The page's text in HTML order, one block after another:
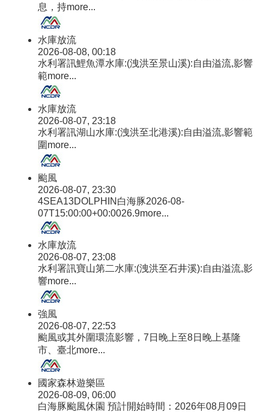
息，持more...
水庫放流
2026-08-08, 00:18
水利署訊鯉魚潭水庫:(洩洪至景山溪):自由溢流,影響
範more...
水庫放流
2026-08-07, 23:18
水利署訊湖山水庫:(洩洪至北港溪):自由溢流,影響範
圍 more...
颱風
2026-08-07, 23:30
4SEA13DOLPHIN白海豚2026-08-
07T15:00:00+00:0026.9more...
水庫放流
2026-08-07, 23:08
水利署訊寶山第二水庫:(洩洪至石井溪):自由溢流,影
響more...
強風
2026-08-07, 22:53
颱風或其外圍環流影響，7日晚上至8日晚上基隆
市、臺北more...
國家森林遊樂區
2026-08-09, 06:00
白海豚颱風休園 預計開始時間：2026年08月09日